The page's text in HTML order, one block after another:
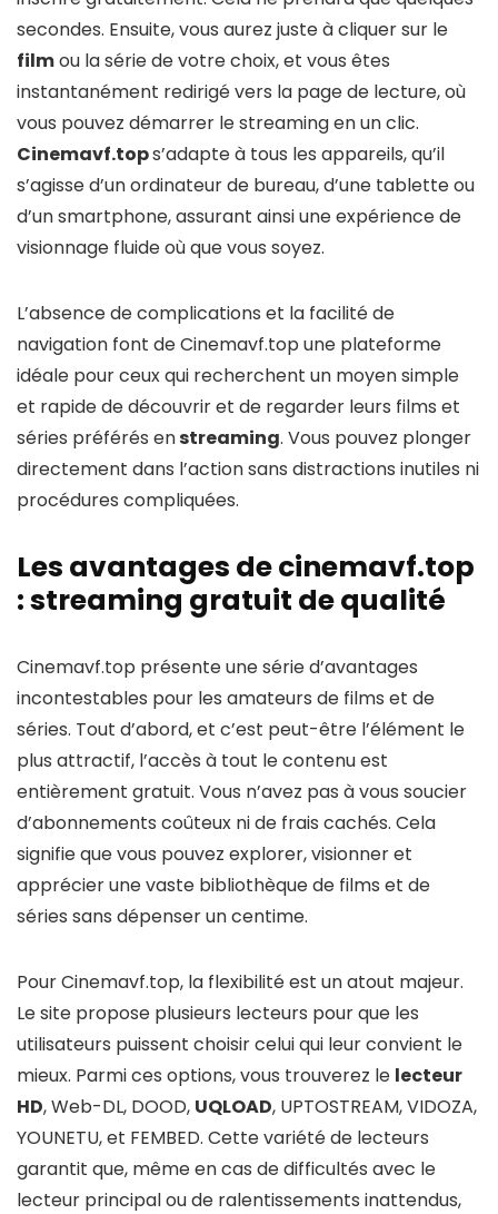
secondes. Ensuite, vous aurez juste à cliquer sur le
filmou la série de votre choix, et vous êtes
instantanément redirigé vers la page de lecture, où
vous pouvez démarrer le streaming en un clic.
Cinemavf.tops’adapte à tous les appareils, qu’il
s’agisse d’un ordinateur de bureau, d’une tablette ou
d’un smartphone, assurant ainsi une expérience de
visionnage fluide où que vous soyez.
L’absence de complications et la facilité de
navigation font de Cinemavf.top une plateforme
idéale pour ceux qui recherchent un moyen simple
et rapide de découvrir et de regarder leurs films et
séries préférés enstreaming. Vous pouvez plonger
directement dans l’action sans distractions inutiles ni
procédures compliquées.
Les avantages de cinemavf.top
: streaming gratuit de qualité
Cinemavf.top présente une série d’avantages
incontestables pour les amateurs de films et de
séries. Tout d’abord, et c’est peut-être l’élément le
plus attractif, l’accès à tout le contenu est
entièrement gratuit. Vous n’avez pas à vous soucier
d’abonnements coûteux ni de frais cachés. Cela
signifie que vous pouvez explorer, visionner et
apprécier une vaste bibliothèque de films et de
séries sans dépenser un centime.
Pour Cinemavf.top, la flexibilité est un atout majeur.
Le site propose plusieurs lecteurs pour que les
utilisateurs puissent choisir celui qui leur convient le
mieux. Parmi ces options, vous trouverez le lecteur
HD, Web-DL, DOOD, UQLOAD, UPTOSTREAM, VIDOZA,
YOUNETU, et FEMBED. Cette variété de lecteurs
garantit que, même en cas de difficultés avec le
lecteur principal ou de ralentissements inattendus,